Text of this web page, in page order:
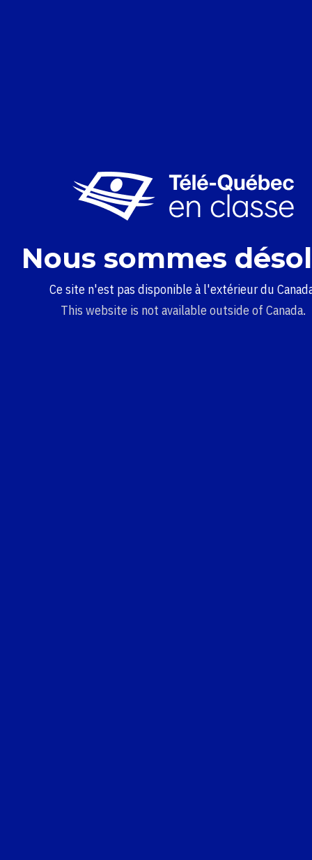
Nous sommes
Ce site n'est pas disponible à l'extérieur du
This website is not available outside of Canada.